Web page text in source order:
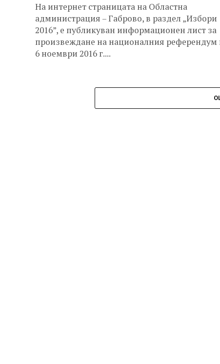
На интернет страницата на Областна
администрация – Габрово, в раздел „Избори
2016”, е публикуван информационен лист за
произвеждане на националния референдум
6 ноември 2016 г....